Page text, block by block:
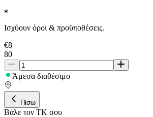
Ισχύουν όροι & προϋποθέσεις.
€8
80
Άμεσα διαθέσιμο
Πίσω
Βάλε τον ΤΚ σου